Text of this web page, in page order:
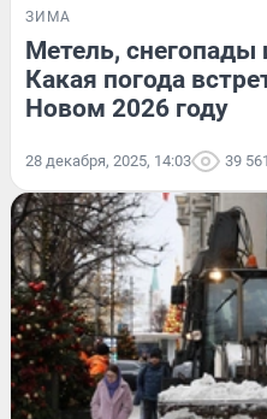
ЗИМА
Метель,
Какая погода
Новом 2026 году
28 декабря, 2025, 14:03 39 561